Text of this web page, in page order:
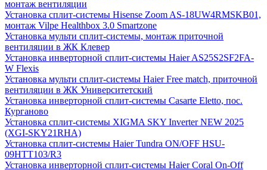
монтаж вентиляции
Установка сплит-системы Hisense Zoom AS-18UW4RMSKB01,
монтаж Vilpe Healthbox 3.0 Smartzone
Установка мульти сплит-системы, монтаж приточной
вентиляции в ЖК Клевер
Установка инверторной сплит-системы Haier AS25S2SF2FA-
W Flexis
Установка мульти сплит-системы Haier Free match, приточной
вентиляции в ЖК Университетский
Установка инверторной сплит-системы Casarte Eletto, пос.
Курганово
Установка сплит-системы XIGMA SKY Inverter NEW 2025
(XGI-SKY21RHA)
Установка сплит-системы Haier Tundra ON/OFF HSU-
09HTT103/R3
Установка инверторной сплит-системы Haier Coral On-Off